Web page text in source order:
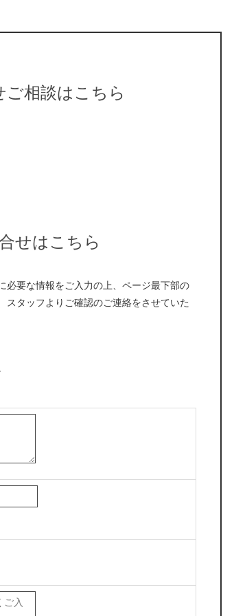
ご相談はこちら
せはこちら
必要な情報をご入力の上、ページ最下部の
スタッフよりご確認のご連絡をさせていた